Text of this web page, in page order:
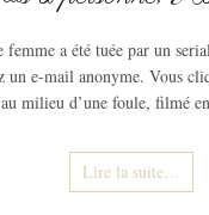
a été tuée par un
un e-mail anonyme. Vous
au milieu d’une foule, filmé
Lire la suite…